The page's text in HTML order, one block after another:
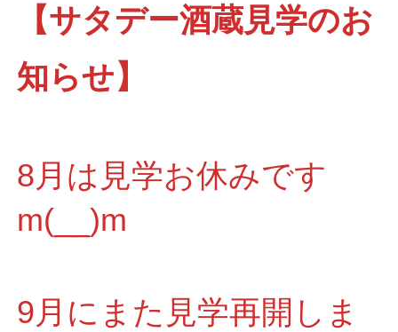
【サタデー酒蔵見学のお
知らせ】
8月は見学お休みです
m(__)m
9月にまた見学再開しま